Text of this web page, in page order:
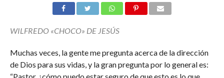
WILFREDO «CHOCO» DE JESÚS
Muchas veces, la gente me pregunta acerca de la dirección
de Dios para sus vidas, y la gran pregunta por lo general es: